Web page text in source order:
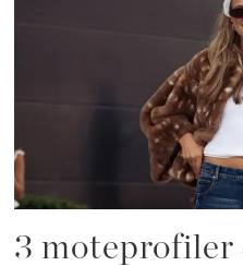
3 moteprofiler